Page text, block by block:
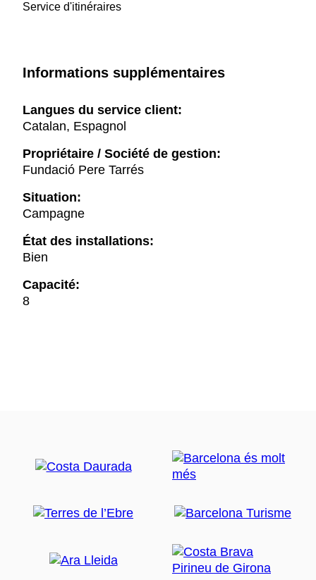
Service d'itinéraires
Informations supplémentaires
Langues du service client:
Catalan, Espagnol
Propriétaire / Société de gestion:
Fundació Pere Tarrés
Situation:
Campagne
État des installations:
Bien
Capacité:
8